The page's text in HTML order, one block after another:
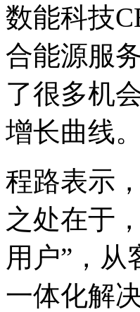
数能科技
合能源服
了很多机
增长曲线。
程路表示
之处在于
用户”，
一体化解